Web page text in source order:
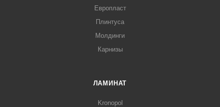
Европласт
Плинтуса
Молдинги
Карнизы
ЛАМИНАТ
Kronopol